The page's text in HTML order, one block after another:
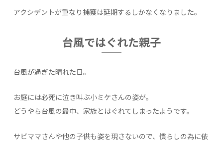
アクシデントが重なり捕獲は延期するしかなくなりました。
台風ではぐれた親子
台風が過ぎた晴れた日。
お庭には必死に泣き叫ぶ小ミケさんの姿が。
どうやら台風の最中、家族とはぐれてしまったようです。
サビママさんや他の子供も姿を現さないので、慣らしの為に依